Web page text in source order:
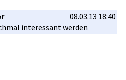
08.03.13 18:40
interessan­t werden